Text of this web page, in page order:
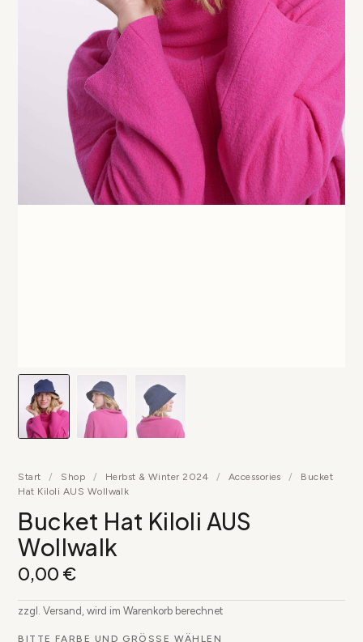
Start / Shop / Herbst & Winter 2024 / Accessories /
Bucket
Hat Kiloli AUS Wollwalk
Bucket Hat Kiloli AUS
Wollwalk
0,00 €
zzgl. Versand, wird im Warenkorb berechnet
BITTE FARBE UND GRÖSSE WÄHLEN